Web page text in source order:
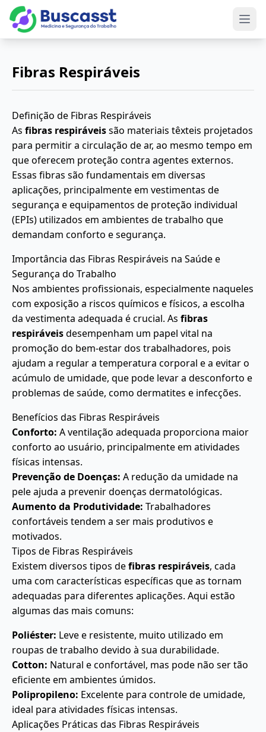
Fibras Respiráveis
Definição de Fibras Respiráveis
As fibras respiráveissão materiais têxteis projetados
para permitir a circulação de ar, ao mesmo tempo em
que oferecem proteção contra agentes externos.
Essas fibras são fundamentais em diversas
aplicações, principalmente em vestimentas de
segurança e equipamentos de proteção individual
(EPIs) utilizados em ambientes de trabalho que
demandam conforto e segurança.
Importância das Fibras Respiráveis na Saúde e
Segurança do Trabalho
Nos ambientes profissionais, especialmente naqueles
com exposição a riscos químicos e físicos, a escolha
da vestimenta adequada é crucial. As fibras
respiráveisdesempenham um papel vital na
promoção do bem-estar dos trabalhadores, pois
ajudam a regular a temperatura corporal e a evitar o
acúmulo de umidade, que pode levar a desconforto e
problemas de saúde, como dermatites e infecções.
Benefícios das Fibras Respiráveis
Conforto: A ventilação adequada proporciona maior
conforto ao usuário, principalmente em atividades
físicas intensas.
Prevenção de Doenças: A redução da umidade na
pele ajuda a prevenir doenças dermatológicas.
Aumento da Produtividade: Trabalhadores
confortáveis tendem a ser mais produtivos e
motivados.
Tipos de Fibras Respiráveis
Existem diversos tipos defibras respiráveis, cada
uma com características específicas que as tornam
adequadas para diferentes aplicações. Aqui estão
algumas das mais comuns:
Poliéster: Leve e resistente, muito utilizado em
roupas de trabalho devido à sua durabilidade.
Cotton: Natural e confortável, mas pode não ser tão
eficiente em ambientes úmidos.
Polipropileno: Excelente para controle de umidade,
ideal para atividades físicas intensas.
Aplicações Práticas das Fibras Respiráveis